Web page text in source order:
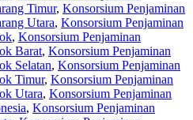
Timur, Konsorsium Penjaminan
Utara, Konsorsium Penjaminan
, Konsorsium Penjaminan
Barat, Konsorsium Penjaminan
Selatan, Konsorsium Penjaminan
Timur, Konsorsium Penjaminan
Utara, Konsorsium Penjaminan
, Konsorsium Penjaminan